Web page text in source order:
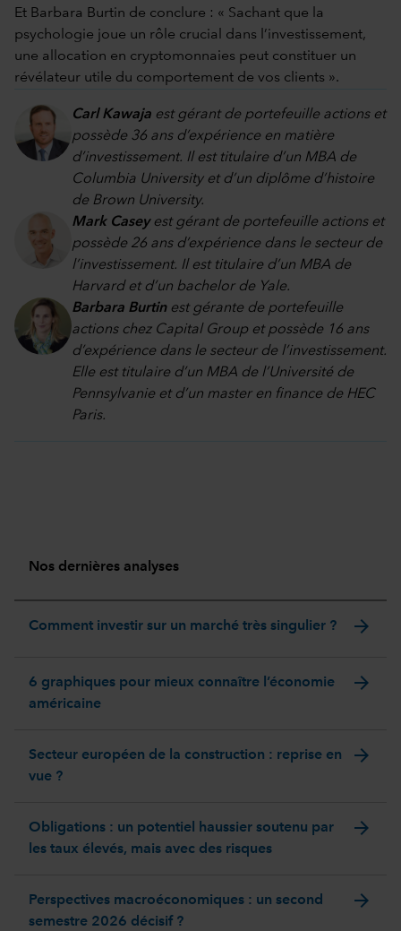
Et Barbara Burtin de conclure : « Sachant que la
psychologie joue un rôle crucial dans l’investissement,
une allocation en cryptomonnaies peut constituer un
révélateur utile du comportement de vos clients ».
Carl Kawaja est gérant de portefeuille actions et
possède 36 ans d’expérience en matière
d’investissement. Il est titulaire d’un MBA de
Columbia University et d’un diplôme d’histoire
de Brown University.
Mark Caseyest gérant de portefeuille actions et
possède 26 ans d’expérience dans le secteur de
l’investissement. Il est titulaire d’un MBA de
Harvard et d’un bachelor de Yale.
Barbara Burtin est gérante de portefeuille
actions chez Capital Group et possède 16 ans
d’expérience dans le secteur de l’investissement.
Elle est titulaire d’un MBA de l’Université de
Pennsylvanie et d’un master en finance de HEC
Paris.
Nos dernières analyses
Comment investir sur un marché très singulier ? arrow_forward
6 graphiques pour mieux connaître l’économie
américaine
arrow_forward
Secteur européen de la construction : reprise en
vue ?
arrow_forward
Obligations : un potentiel haussier soutenu par
les taux élevés, mais avec des risques
arrow_forward
Perspectives macroéconomiques : un second
semestre 2026 décisif ?
arrow_forward